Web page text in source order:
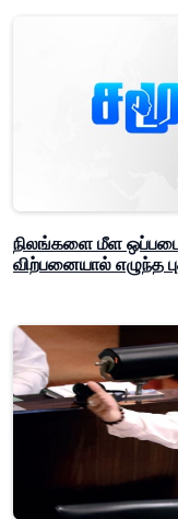
நிலங்களை மீள
விற்பனையால் எழுந்த